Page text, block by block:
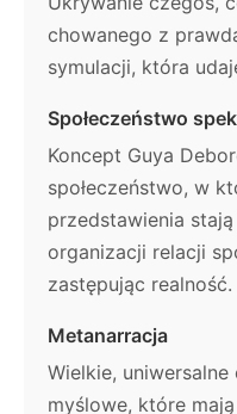
chowanego z
symulacji, która
Społeczeństwo
Koncept Guya
społeczeństwo, w
przedstawienia
organizacji relacji
zastępując realność.
Metanarracja
Wielkie,
myślowe, które